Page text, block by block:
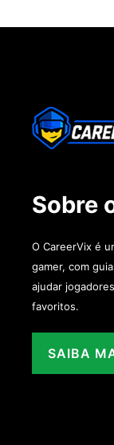
Sobre
O CareerVix é
gamer, com
ajudar
favoritos.
SAIBA